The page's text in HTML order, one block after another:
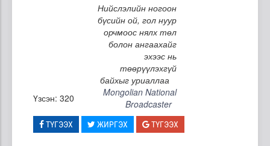
Нийслэлийн ногоон
бүсийн ой, гол нуур
орчмоос нялх төл
болон ангаахайг
эхээс нь
төөрүүлэхгүй
байхыг уриаллаа
Үзсэн: 320
Mongolian National
Broadcaster
ТҮГЭЭХ ЖИРГЭХ ТҮГЭЭХ